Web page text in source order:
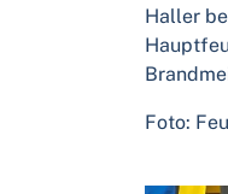
Haller
Foto: